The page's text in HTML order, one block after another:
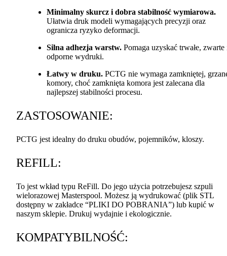
Minimalny skurcz i dobra stabilność wymiarowa.
Ułatwia druk modeli wymagających precyzji oraz
ogranicza ryzyko deformacji.
Silna adhezja warstw. Pomaga uzyskać trwałe, zwarte
odporne wydruki.
Łatwy w druku. PCTG nie wymaga zamkniętej,
komory, choć zamknięta komora jest zalecana dla
najlepszej stabilności procesu.
ZASTOSOWANIE:
PCTG jest idealny do druku obudów, pojemników, kloszy.
REFILL:
To jest wkład typu ReFill. Do jego użycia potrzebujesz szpuli
wielorazowej Masterspool. Możesz ją wydrukować (plik STL
dostępny w zakładce “PLIKI DO POBRANIA”) lub kupić w
naszym sklepie. Drukuj wydajnie i ekologicznie.
KOMPATYBILNOŚĆ: